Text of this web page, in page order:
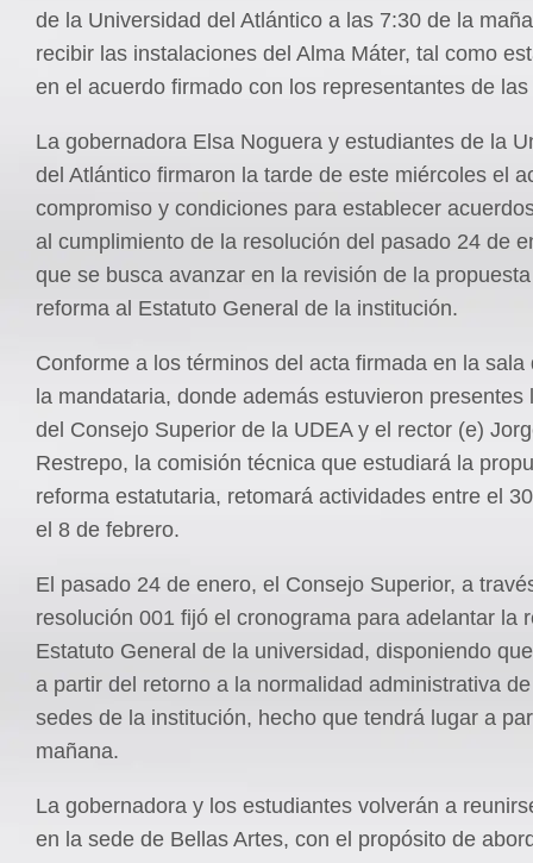
de la Universidad del Atlántico a las 7:30 de la
recibir las instalaciones del Alma Máter, tal como
en el acuerdo firmado con los representantes de
La gobernadora Elsa Noguera y estudiantes de la
del Atlántico firmaron la tarde de este miércoles el
compromiso y condiciones para establecer
al cumplimiento de la resolución del pasado 24 de
que se busca avanzar en la revisión de la
reforma al Estatuto General de la institución.
Conforme a los términos del acta firmada en la sala
la mandataria, donde además estuvieron presentes
del Consejo Superior de la UDEA y el rector (e)
Restrepo, la comisión técnica que estudiará la
reforma estatutaria, retomará actividades entre el
el 8 de febrero.
El pasado 24 de enero, el Consejo Superior, a
resolución 001 fijó el cronograma para adelantar la
Estatuto General de la universidad, disponiendo
a partir del retorno a la normalidad administrativa
sedes de la institución, hecho que tendrá lugar a
mañana.
La gobernadora y los estudiantes volverán a
en la sede de Bellas Artes, con el propósito de